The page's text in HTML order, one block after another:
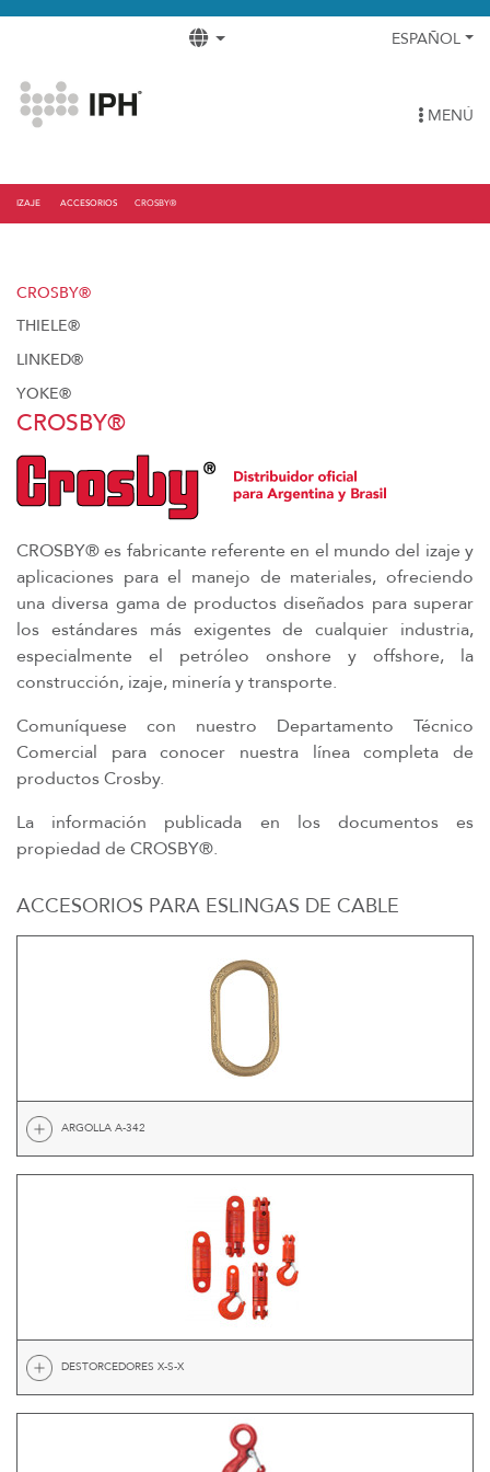
ESPAÑOL
MENÚ
IZAJE ACCESORIOS CROSBY®
CROSBY®
THIELE®
LINKED®
YOKE®
CROSBY®
CROSBY® es fabricante referente en el mundo del izaje y
aplicaciones para el manejo de materiales, ofreciendo
una diversa gama de productos diseñados para superar
los estándares más exigentes de cualquier industria,
especialmente el petróleo onshore y offshore, la
construcción, izaje, minería y transporte.
Comuníquese con nuestro Departamento Técnico
Comercial para conocer nuestra línea completa de
productos Crosby.
La información publicada en los documentos es
propiedad de CROSBY®.
ACCESORIOS PARA ESLINGAS DE CABLE
ARGOLLA A-342
DESTORCEDORES X-S-X